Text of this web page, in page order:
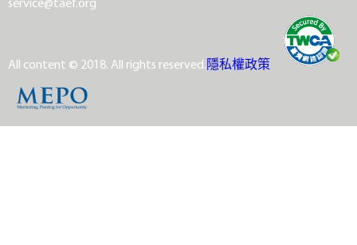
All content © 2018. All rights reserved.隱私權政策